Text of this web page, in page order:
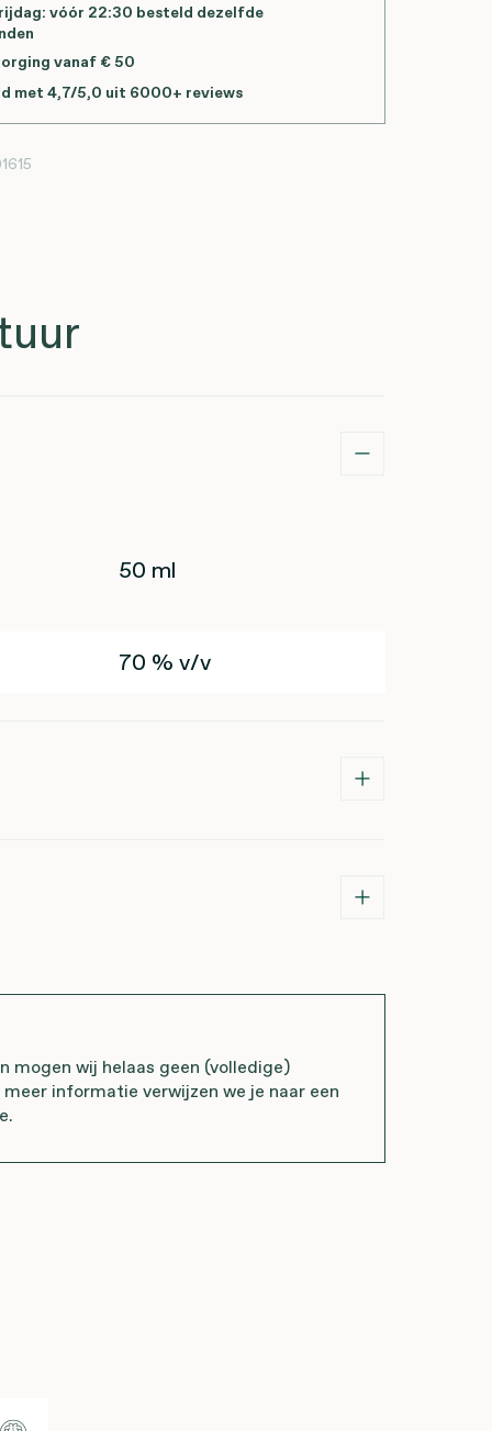
vóór 22:30 besteld dezelfde
vanaf € 50
met 4,7/5,0 uit 6000+ reviews
50 ml
70 % v/v
mogen wij helaas geen (volledige)
informatie verwijzen we je naar een